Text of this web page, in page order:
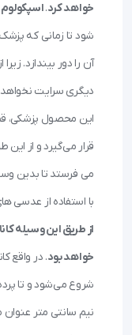
خواهد کرد.
شود تا زمانی که
آن را دور بیندازد.
دیگری سرایت نخواهد
این محصول پزشکی،
قرار می‌گیرد و از
می فرستد تا بدین
با استفاده از عدسی
از طریق این وسیله
خواهد بود. در واقع
شروع می‌شود و تا
نیم سانتی متر